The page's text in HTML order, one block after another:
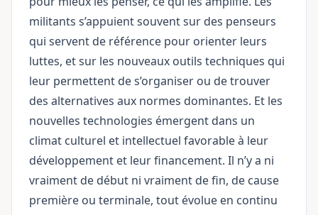
militants s’appuient souvent sur des penseurs
qui servent de référence pour orienter leurs
luttes, et sur les nouveaux outils techniques qui
leur permettent de s’organiser ou de trouver
des alternatives aux normes dominantes. Et les
nouvelles technologies émergent dans un
climat culturel et intellectuel favorable à leur
développement et leur financement. Il n’y a ni
vraiment de début ni vraiment de fin, de cause
première ou terminale, tout évolue en continu